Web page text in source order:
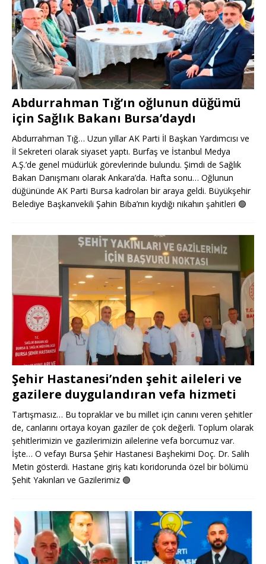
Abdurrahman Tığ’ın oğlunun düğümü
için Sağlık Bakanı Bursa’daydı
Abdurrahman Tığ… Uzun yıllar AK Parti İl Başkan Yardımcısı ve
İl Sekreteri olarak siyaset yaptı. Burfaş ve İstanbul Medya
A.Ş.’de genel müdürlük görevlerinde bulundu. Şimdi de Sağlık
Bakan Danışmanı olarak Ankara’da. Hafta sonu… Oğlunun
düğününde AK Parti Bursa kadroları bir araya geldi. Büyükşehir
Belediye Başkanvekili Şahin Biba’nın kıydığı nikahın şahitleri 🟢
Şehir Hastanesi’nden şehit aileleri ve
gazilere duygulandıran vefa hizmeti
Tartışmasız… Bu topraklar ve bu millet için canını veren şehitler
de, canlarını ortaya koyan gaziler de çok değerli. Toplum olarak
şehitlerimizin ve gazilerimizin ailelerine vefa borcumuz var.
İşte… O vefayı Bursa Şehir Hastanesi Başhekimi Doç. Dr. Salih
Metin gösterdi. Hastane giriş katı koridorunda özel bir bölümü
Şehit Yakınları ve Gazilerimiz 🟢